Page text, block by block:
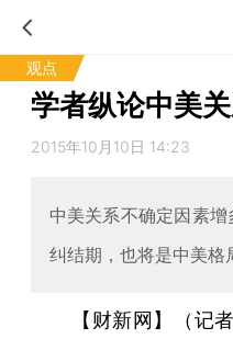
观点
学者纵论中美
2015年10月10日 14:23
中美关系不确定因素
纠结期，也将是中美格
【财新网】（记